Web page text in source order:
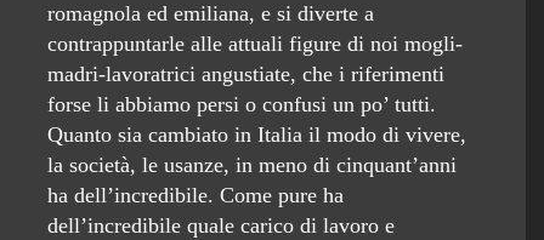
romagnola ed emiliana, e si diverte a
contrappuntarle alle attuali figure di noi mogli-
madri-lavoratrici angustiate, che i riferimenti
forse li abbiamo persi o confusi un po’ tutti.
Quanto sia cambiato in Italia il modo di vivere,
la società, le usanze, in meno di cinquant’anni
ha dell’incredibile. Come pure ha
dell’incredibile quale carico di lavoro e